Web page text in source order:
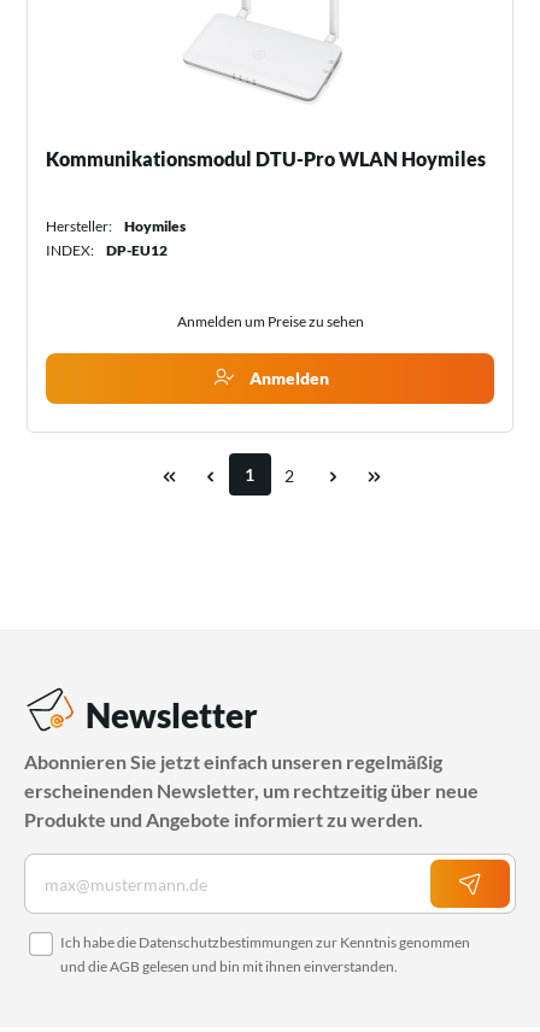
Kommunikationsmodul DTU-Pro WLAN Hoymiles
Hersteller:
Hoymiles
INDEX:
DP-EU12
Anmelden um Preise zu sehen
Anmelden
1 2
Newsletter
Abonnieren Sie jetzt einfach unseren regelmäßig
erscheinenden Newsletter, um rechtzeitig über neue
Produkte und Angebote informiert zu werden.
Ich habe die Datenschutzbestimmungen zur Kenntnis genommen
und dieAGB gelesen und bin mit ihnen einverstanden.